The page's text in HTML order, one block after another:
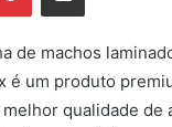
de machos
é um produto
qualidade